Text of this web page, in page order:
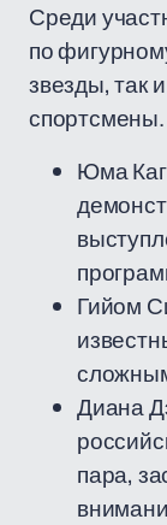
Среди
по
звезды, так
Юма
Гийом
Диана
пара,